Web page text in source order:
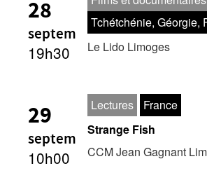
28
septem
19h30
Tchétchénie, Géorgie,
Imago
Le Lido Limoges
29
septem
10h00
Lectures
France
Strange Fish
CCM Jean Gagnant